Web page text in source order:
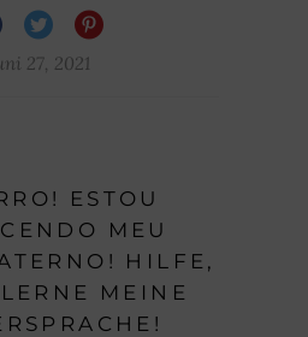
27, 2021
ESTOU
MEU
HILFE,
MEINE